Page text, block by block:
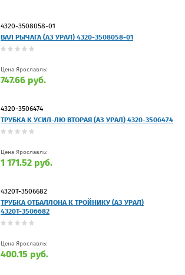
4320-3508058-01
ВАЛ РЫЧАГА (АЗ УРАЛ) 4320-3508058-01
Цена Ярославль:
747.66 руб.
4320-3506474
ТРУБКА К УСИЛ-ЛЮ ВТОРАЯ (АЗ УРАЛ) 4320-3506474
Цена Ярославль:
1 171.52 руб.
4320Т-3506682
ТРУБКА ОТБАЛЛОНА К ТРОЙНИКУ (АЗ УРАЛ)
4320Т-3506682
Цена Ярославль:
400.15 руб.